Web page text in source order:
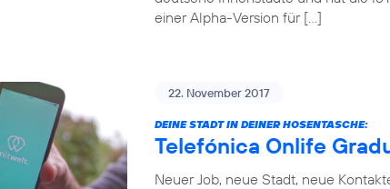
einer Alpha-Version für […]
22. November 2017
DEINE STADT IN DEINER HOSENTASCHE:
Telefónica Onlife
Neuer Job, neue Stadt, neue